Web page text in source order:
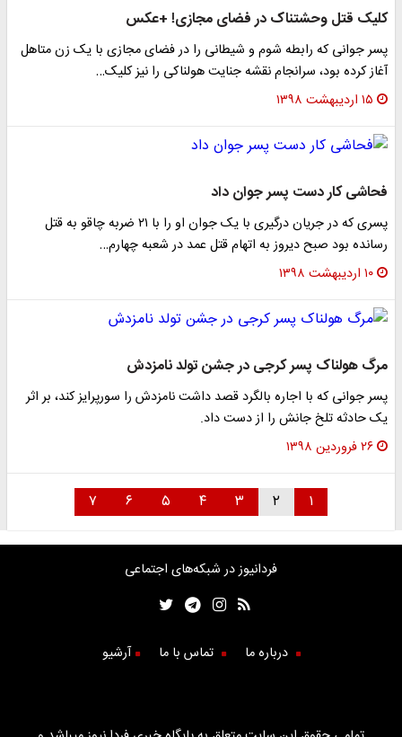
کلیک قتل وحشتناک در فضای مجازی! +عکس
پسر جوانی که رابطه شوم و شیطانی را در فضای مجازی با یک زن متاهل
آغاز کرده بود، سرانجام نقشه جنایت هولناکی را نیز کلیک…
۱۵ اردیبهشت ۱۳۹۸
فحاشی کار دست پسر جوان داد
پسری که در جریان درگیری با یک جوان او را با ۲۱ ضربه چاقو به قتل
رسانده بود صبح دیروز به اتهام قتل عمد در شعبه چهارم…
۱۰ اردیبهشت ۱۳۹۸
مرگ هولناک پسر کرجی در جشن تولد نامزدش
پسر جوانی که با اجاره بالگرد قصد داشت نامزدش را سورپرایز کند، بر اثر
یک حادثه تلخ جانش را از دست داد.
۲۶ فروردین ۱۳۹۸
۱ ۲ ۳ ۴ ۵ ۶ ۷
فردانیوز در شبکه‌های اجتماعی
درباره ما تماس با ما آرشیو